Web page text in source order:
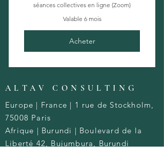
séances collectives en ligne (Zoom)
Valable 6 mois
Acheter
ALTAV CONSULTING
Europe | France | 1 rue de Stockholm,
75008 Paris
Afrique | Burundi | Boulevard de la
Liberté 42, Bujumbura, Burundi